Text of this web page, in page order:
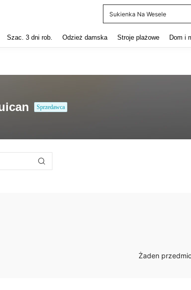
Sukienka Na Wesele
Szac. 3 dni rob. Odzież damska Stroje plażowe Dom i
Sprzedawca
Żaden